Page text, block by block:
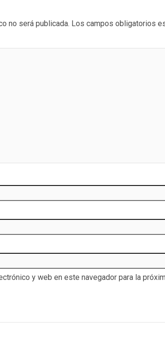
no será publicada. Los campos obligatorios
y web en este navegador para la